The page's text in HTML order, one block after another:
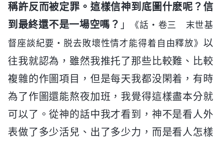
稱許反而被定罪。這樣信神到底圖什麽呢？信
到最終還不是一場空嗎？ 」
《話・卷三 末世基
督座談紀要・脱去敗壞性情才能得着自由釋放》 以
往我就認為，雖然我推托了那些比較難、比較
複雜的作圖項目，但是每天我都没閑着，有時
為了作圖還能熬夜加班，我覺得這樣盡本分就
可以了。從神的話中我才看到，神不是看人外
表做了多少活兒、出了多少力，而是看人怎樣